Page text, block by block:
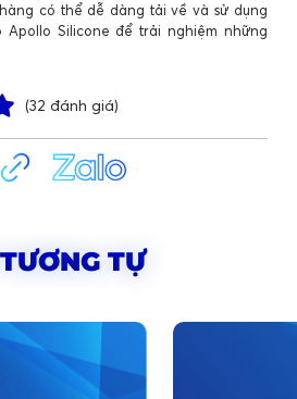
có thể dễ dàng tải về và sử dụng
Apollo Silicone để trải nghiệm những
(32 đánh giá)
TỰ